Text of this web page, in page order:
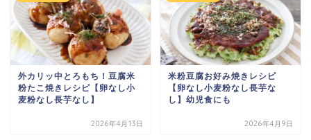
外カリッ中とろもち！豆腐米
粉たこ焼きレシピ【卵なし小
麦粉なし長芋なし】
2026年4月13日
米粉豆腐お好み焼きレシピ
【卵なし小麦粉なし長芋な
し】幼児食にも
2026年4月9日